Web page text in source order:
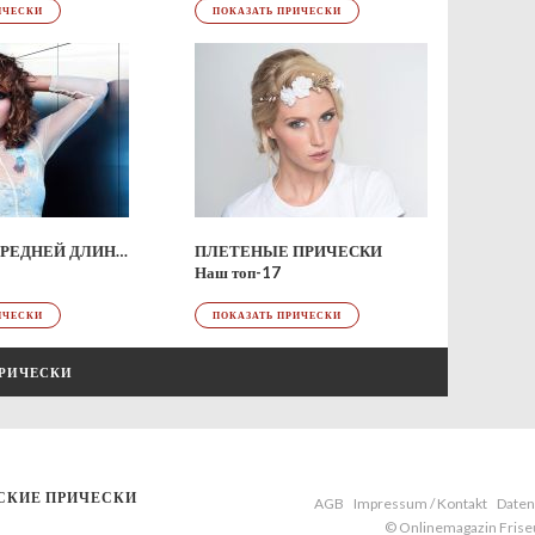
ПОКАЗАТЬ ПРИЧЕСКИ
ПРИЧЕСКИ СРЕДНЕЙ ДЛИНЫ
ПЛЕТЕНЫЕ ПРИЧЕСКИ
Наш топ-17
ПОКАЗАТЬ ПРИЧЕСКИ
ПРИЧЕСКИ AGB Impressum / Kontakt
© Onlinemagazin